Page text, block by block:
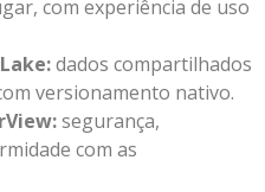
com experiência de uso
dados compartilhados
versionamento nativo.
segurança,
com as